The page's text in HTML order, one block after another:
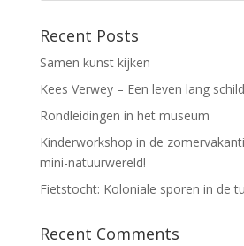
Recent Posts
Samen kunst kijken
Kees Verwey – Een leven lang
Rondleidingen in het museum
Kinderworkshop in de
mini-natuurwereld!
Fietstocht: Koloniale sporen in de
Recent Comments